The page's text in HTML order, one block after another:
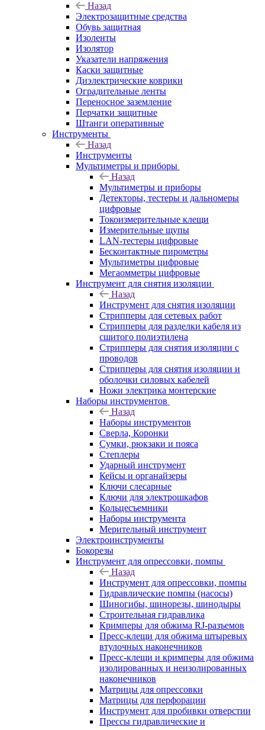
Назад
Электрозащитные средства
Обувь защитная
Изоленты
Изолятор
Указатели напряжения
Каски защитные
Диэлектрические коврики
Оградительные ленты
Переносное заземление
Перчатки защитные
Штанги оперативные
Инструменты
Назад
Инструменты
Мультиметры и приборы
Назад
Мультиметры и приборы
Детекторы, тестеры и дальномеры
цифровые
Токоизмерительные клещи
Измерительные щупы
LAN-тестеры цифровые
Бесконтактные пирометры
Мультиметры цифровые
Мегаомметры цифровые
Инструмент для снятия изоляции
Назад
Инструмент для снятия изоляции
Стрипперы для сетевых работ
Стрипперы для разделки кабеля из
сшитого полиэтилена
Cтрипперы для снятия изоляции с
проводов
Стрипперы для снятия изоляции и
оболочки силовых кабелей
Ножи электрика монтерские
Наборы инструментов
Назад
Наборы инструментов
Сверла, Коронки
Сумки, рюкзаки и пояса
Степлеры
Ударный инструмент
Кейсы и органайзеры
Ключи слесарные
Ключи для электрошкафов
Кольцесъемники
Наборы инструмента
Мерительный инструмент
Электроинструменты
Бокорезы
Инструмент для опрессовки, помпы
Назад
Инструмент для опрессовки, помпы
Гидравлические помпы (насосы)
Шиногибы, шинорезы, шинодыры
Строительная гидравлика
Кримперы для обжима RJ-разъемов
Пресс-клещи для обжима штыревых
втулочных наконечников
Пресс-клещи и кримперы для обжима
изолированных и неизолированных
наконечников
Матрицы для опрессовки
Матрицы для перфорации
Инструмент для пробивки отверстии
Прессы гидравлические и